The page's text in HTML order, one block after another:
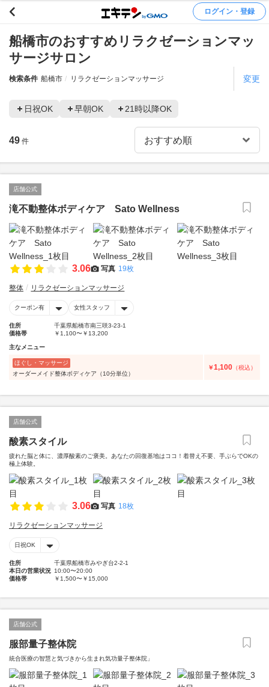
ログイン・登録
船橋市のおすすめリラクゼーションマッ
サージサロン
検索条件 船橋市 リラクゼーションマッサージ 変更
日祝OK 早朝OK 21時以降OK
49 件
店舗公式
滝不動整体ボディケア Sato Wellness
3.06 写真 19枚
整体 リラクゼーションマッサージ
クーポン有 女性スタッフ
住所
千葉県船橋市南三咲3-23-1
価格帯
￥1,100〜￥13,200
主なメニュー
ほぐし・マッサージ
オーダーメイド整体ボディケア（10分単位）
￥1,100 （税込）
店舗公式
酸素スタイル
疲れた脳と体に、濃厚酸素のご褒美。あなたの回復基地はココ！着替え不要、手ぶらでOKの
極上体験。
3.06 写真 18枚
リラクゼーションマッサージ
日祝OK
住所
千葉県船橋市みやぎ台2-2-1
本日の営業状況 10:00〜20:00
価格帯
￥1,500〜￥15,000
店舗公式
服部量子整体院
統合医療の智慧と気づきから生まれ気功量子整体院」